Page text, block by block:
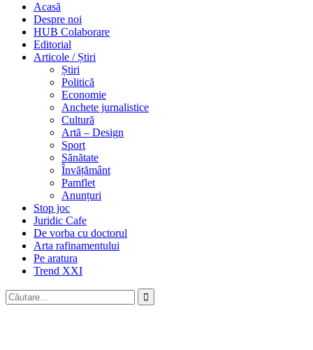
Acasă
Despre noi
HUB Colaborare
Editorial
Articole / Știri
Știri
Politică
Economie
Anchete jurnalistice
Cultură
Artă – Design
Sport
Sănătate
Învățământ
Pamflet
Anunțuri
Stop joc
Juridic Cafe
De vorba cu doctorul
Arta rafinamentului
Pe aratura
Trend XXI